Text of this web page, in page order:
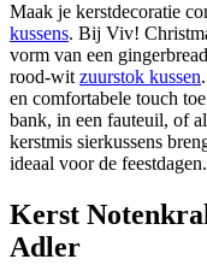
Maak je kerstdecoratie
kussens. Bij Viv!
vorm van een gingerbread
rood-wit zuurstok kussen
en comfortabele touch
bank, in een fauteuil, of
kerstmis sierkussens
ideaal voor de feestdagen.
Kerst
Adler